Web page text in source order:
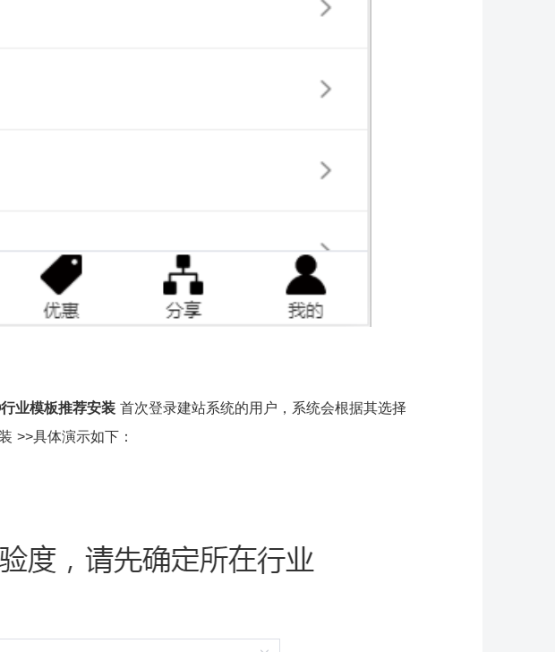
业模板推荐安装 首次登录建站系统的用户，系统会根据其选择
>>具体演示如下：